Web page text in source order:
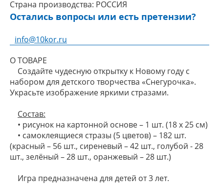
Страна производства: РОССИЯ
Остались вопросы или есть претензии?
info@10kor.ru
О ТОВАРЕ
Создайте чудесную открытку к Новому году с
набором для детского творчества «Снегурочка».
Украсьте изображение яркими стразами.
Состав:
• рисунок на картонной основе – 1 шт. (18 х 25 см)
• самоклеящиеся стразы (5 цветов) – 182 шт.
(красный – 56 шт., сиреневый – 42 шт., голубой - 28
шт., зелёный – 28 шт., оранжевый – 28 шт.)
Игра предназначена для детей от 3 лет.